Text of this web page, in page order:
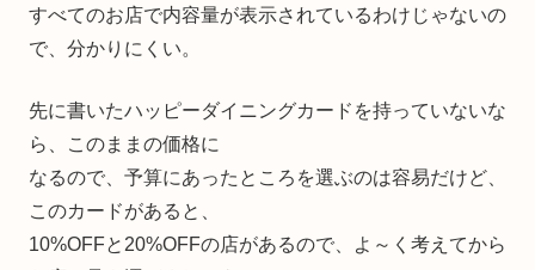
すべてのお店で内容量が表示されているわけじゃないの
で、分かりにくい。
先に書いたハッピーダイニングカードを持っていないな
ら、このままの価格に
なるので、予算にあったところを選ぶのは容易だけど、
このカードがあると、
10%OFFと20%OFFの店があるので、よ～く考えてから